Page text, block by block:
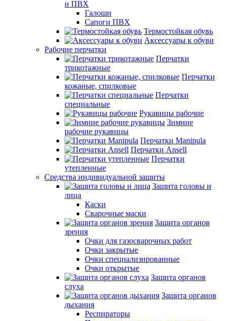
и ПВХ
Галоши
Сапоги ПВХ
Термостойкая обувь
Аксессуары к обуви
Рабочие перчатки
Перчатки
трикотажные
Перчатки
кожаные, спилковые
Перчатки
специальные
Рукавицы рабочие
Зимние
рабочие рукавицы
Перчатки Manipula
Перчатки Ansell
Перчатки
утепленные
Средства индивидуальной защиты
Защита головы и
лица
Каски
Сварочные маски
Защита органов
зрения
Очки для газосварочных работ
Очки закрытые
Очки специализированные
Очки открытые
Защита органов
слуха
Защита органов
дыхания
Респираторы